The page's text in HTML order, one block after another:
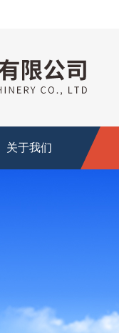
关于我们